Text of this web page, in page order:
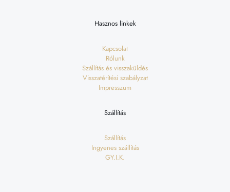
Hasznos linkek
Kapcsolat
Rólunk
Szállítás és visszaküldés
Visszatérítési szabályzat
Impresszum
Szállítás
Szállítás
Ingyenes szállítás
GY.I.K.